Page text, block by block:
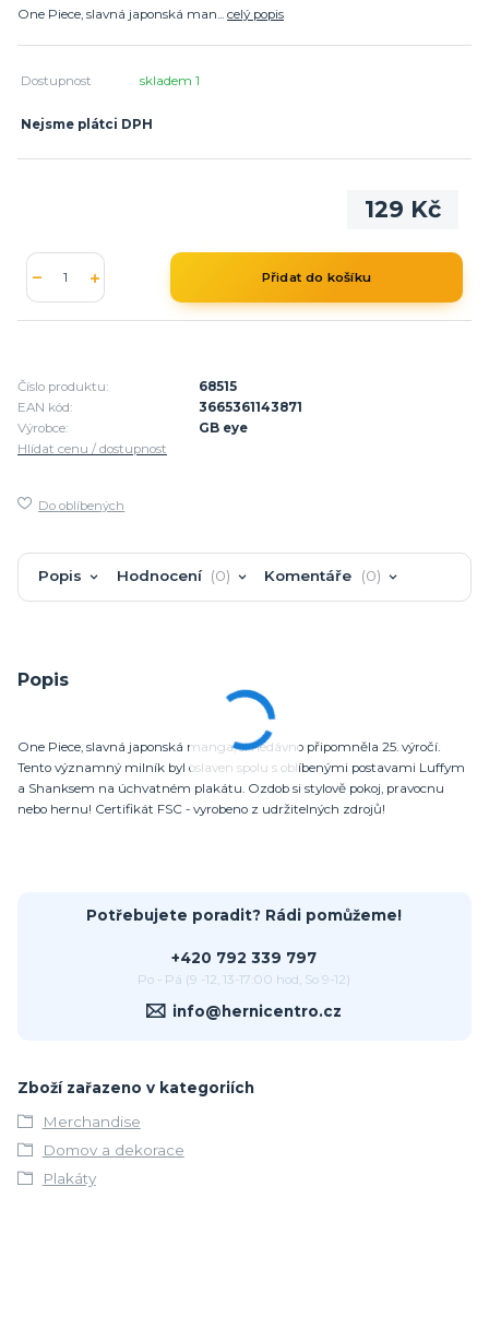
One Piece, slavná japonská man... celý popis
Dostupnost skladem 1
Nejsme plátci DPH
129 Kč
Přidat do košíku
Číslo produktu:
68515
EAN kód:
3665361143871
Výrobce:
GB eye
Hlídat cenu / dostupnost
Do oblíbených
Popis Hodnocení 0 Komentáře 0
Popis
One Piece, slavná japonská manga, si nedávno připomněla 25. výročí.
Tento významný milník byl oslaven spolu s oblíbenými postavami Luffym
a Shanksem na úchvatném plakátu. Ozdob si stylově pokoj, pravocnu
nebo hernu! Certifikát FSC - vyrobeno z udržitelných zdrojů!
Potřebujete poradit? Rádi pomůžeme!
+420 792 339 797
Po - Pá (9 -12, 13-17:00 hod, So 9-12)
info@hernicentro.cz
Zboží zařazeno v kategoriích
Merchandise
Domov a dekorace
Plakáty